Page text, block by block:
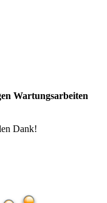
Wartungsarbeiten
Dank!